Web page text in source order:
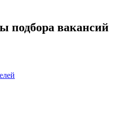
подбора вакансий